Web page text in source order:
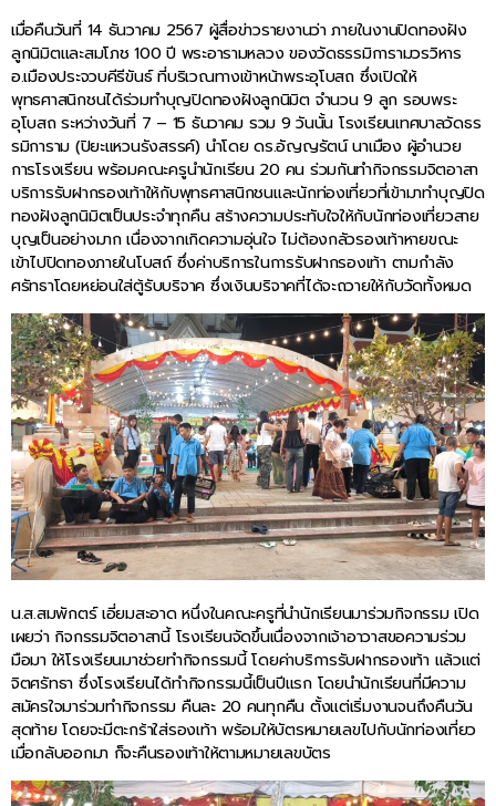
เมื่อคืนวันที่ 14 ธันวาคม 2567 ผู้สื่อข่าวรายงานว่า ภายในงานปิดทองฝัง
ลูกนิมิตและสมโภช 100 ปี พระอารามหลวง ของวัดธรรมิการามวรวิหาร
อ.เมืองประจวบคีรีขันธ์ ที่บริเวณทางเข้าหน้าพระอุโบสถ ซึ่งเปิดให้
พุทธศาสนิกชนได้ร่วมทำบุญปิดทองฝังลูกนิมิต จำนวน 9 ลูก รอบพระ
อุโบสถ ระหว่างวันที่ 7 – 15 ธันวาคม รวม 9 วันนั้น โรงเรียนเทศบาลวัดธร
รมิการาม (ปิยะแหวนรังสรรค์) นำโดย ดร.อัญญรัตน์ นาเมือง ผู้อำนวย
การโรงเรียน พร้อมคณะครูนำนักเรียน 20 คน ร่วมกันทำกิจกรรมจิตอาสา
บริการรับฝากรองเท้าให้กับพุทธศาสนิกชนและนักท่องเที่ยวที่เข้ามาทำบุญปิด
ทองฝังลูกนิมิตเป็นประจำทุกคืน สร้างความประทับใจให้กับนักท่องเที่ยวสาย
บุญเป็นอย่างมาก เนื่องจากเกิดความอุ่นใจ ไม่ต้องกลัวรองเท้าหายขณะ
เข้าไปปิดทองภายในโบสถ์ ซึ่งค่าบริการในการรับฝากรองเท้า ตามกำลัง
ศรัทธาโดยหย่อนใส่ตู้รับบริจาค ซึ่งเงินบริจาคที่ได้จะถวายให้กับวัดทั้งหมด
น.ส.สมพักตร์ เอี่ยมสะอาด หนึ่งในคณะครูที่นำนักเรียนมาร่วมกิจกรรม เปิด
เผยว่า กิจกรรมจิตอาสานี้ โรงเรียนจัดขึ้นเนื่องจากเจ้าอาวาสขอความร่วม
มือมา ให้โรงเรียนมาช่วยทำกิจกรรมนี้ โดยค่าบริการรับฝากรองเท้า แล้วแต่
จิตศรัทธา ซึ่งโรงเรียนได้ทำกิจกรรมนี้เป็นปีแรก โดยนำนักเรียนที่มีความ
สมัครใจมาร่วมทำกิจกรรม คืนละ 20 คนทุกคืน ตั้งแต่เริ่มงานจนถึงคืนวัน
สุดท้าย โดยจะมีตะกร้าใส่รองเท้า พร้อมให้บัตรหมายเลขไปกับนักท่องเที่ยว
เมื่อกลับออกมา ก็จะคืนรองเท้าให้ตามหมายเลขบัตร